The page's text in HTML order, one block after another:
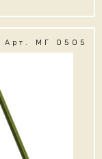
Арт. МГ 0505